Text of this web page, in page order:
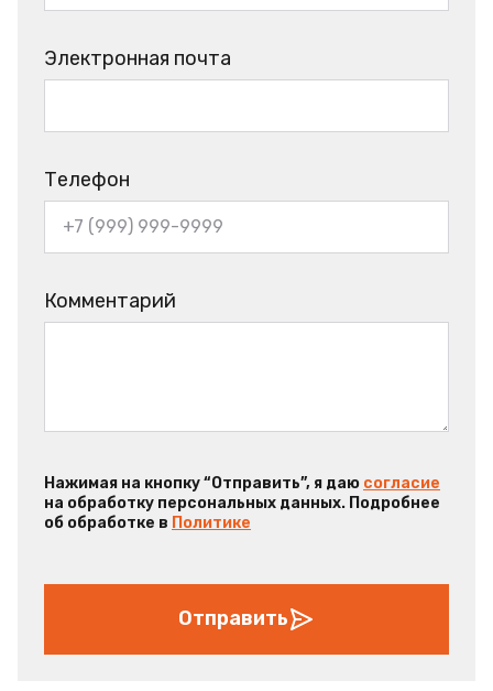
Электронная почта
Телефон
Комментарий
Нажимая на кнопку “Отправить”, я даю согласие
на обработку персональных данных. Подробнее
об обработке в Политике
Отправить